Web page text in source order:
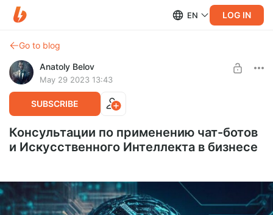
EN LOG IN
Go to blog
Anatoly Belov
May 29 2023 13:43
SUBSCRIBE
Консультации по применению чат-ботов
и Искусственного Интеллекта в бизнесе